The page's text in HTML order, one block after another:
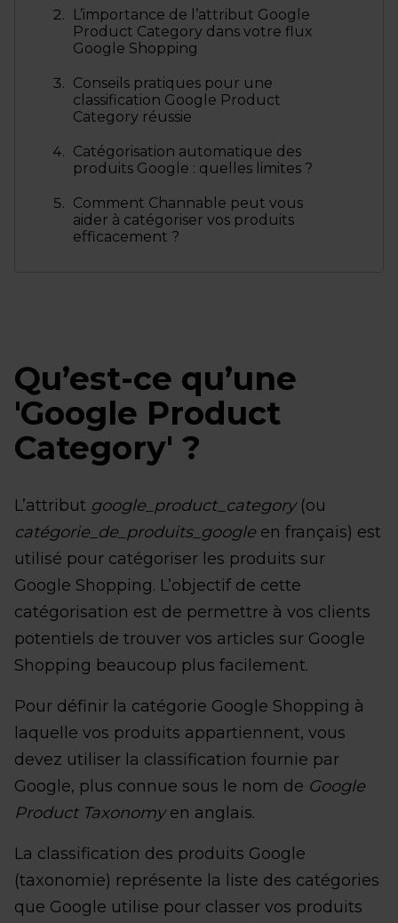
L’importance de l’attribut Google
Product Category dans votre flux
Google Shopping
Conseils pratiques pour une
classification Google Product
Category réussie
Catégorisation automatique des
produits Google : quelles limites ?
Comment Channable peut vous
aider à catégoriser vos produits
efficacement ?
Qu’est-ce qu’une
'Google Product
Category' ?
L’attribut google_product_category(ou
catégorie_de_produits_google en français) est
utilisé pour catégoriser les produits sur
Google Shopping. L’objectif de cette
catégorisation est de permettre à vos clients
potentiels de trouver vos articles sur Google
Shopping beaucoup plus facilement.
Pour définir la catégorie Google Shopping à
laquelle vos produits appartiennent, vous
devez utiliser la classification fournie par
Google, plus connue sous le nom de Google
Product Taxonomyen anglais.
La classification des produits Google
(taxonomie) représente la liste des catégories
que Google utilise pour classer vos produits